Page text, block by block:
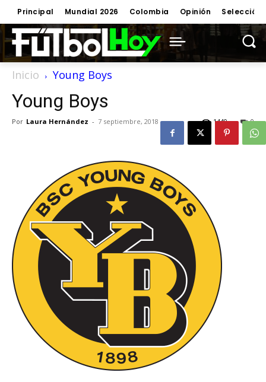
Principal Mundial 2026 Colombia Opinión Selección
Inicio Young Boys
Young Boys
Por Laura Hernández - 7 septiembre, 2018 0
1440